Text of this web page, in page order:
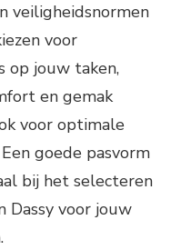
veiligheidsnormen
voor
op jouw taken,
en gemak
voor optimale
goede pasvorm
bij het selecteren
Dassy voor jouw